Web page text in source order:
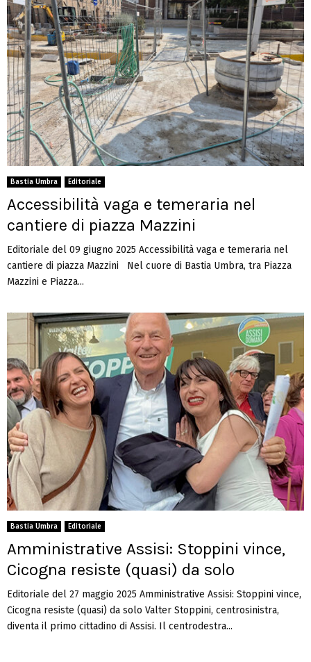
Bastia Umbra Editoriale
Accessibilità vaga e temeraria nel
cantiere di piazza Mazzini
Editoriale del 09 giugno 2025 Accessibilità vaga e temeraria nel
cantiere di piazza Mazzini Nel cuore di Bastia Umbra, tra Piazza
Mazzini e Piazza...
Bastia Umbra Editoriale
Amministrative Assisi: Stoppini vince,
Cicogna resiste (quasi) da solo
Editoriale del 27 maggio 2025 Amministrative Assisi: Stoppini vince,
Cicogna resiste (quasi) da solo Valter Stoppini, centrosinistra,
diventa il primo cittadino di Assisi. Il centrodestra...